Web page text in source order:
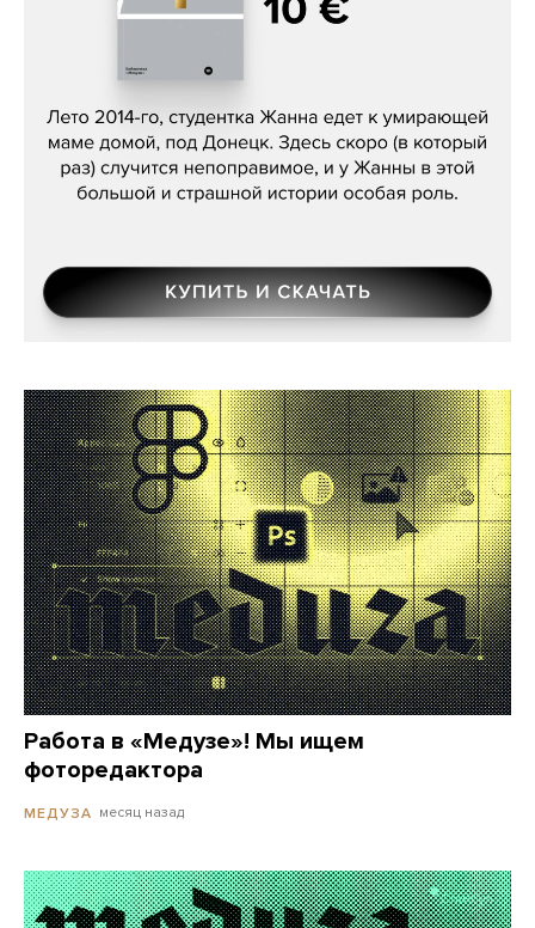
Сергей Лебедев, «Белая дама»
Работа в «Медузе»! Мы ищем
фоторедактора
МЕДУЗА месяц назад